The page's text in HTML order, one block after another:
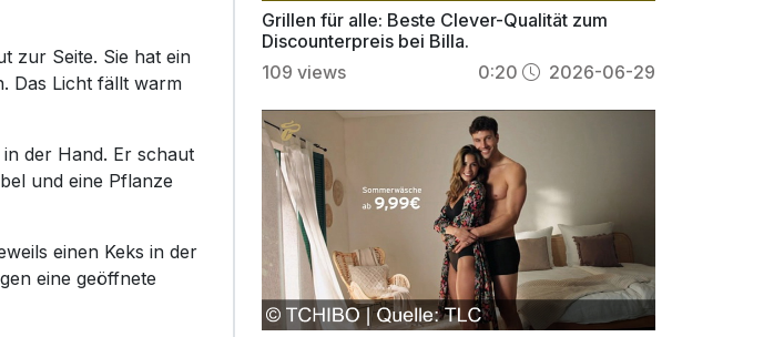
zur Seite. Sie hat ein
Das Licht fällt warm
der Hand. Er schaut
und eine Pflanze
einen Keks in der
eine geöffnete
Grillen für alle: Beste Clever-Qualität zum
Discounterpreis bei Billa.
109 views 0:20 2026-06-29